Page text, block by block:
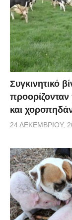
Συγκινητικό
και
24 ΔΕΚΕΜΒΡΊΟΥ,